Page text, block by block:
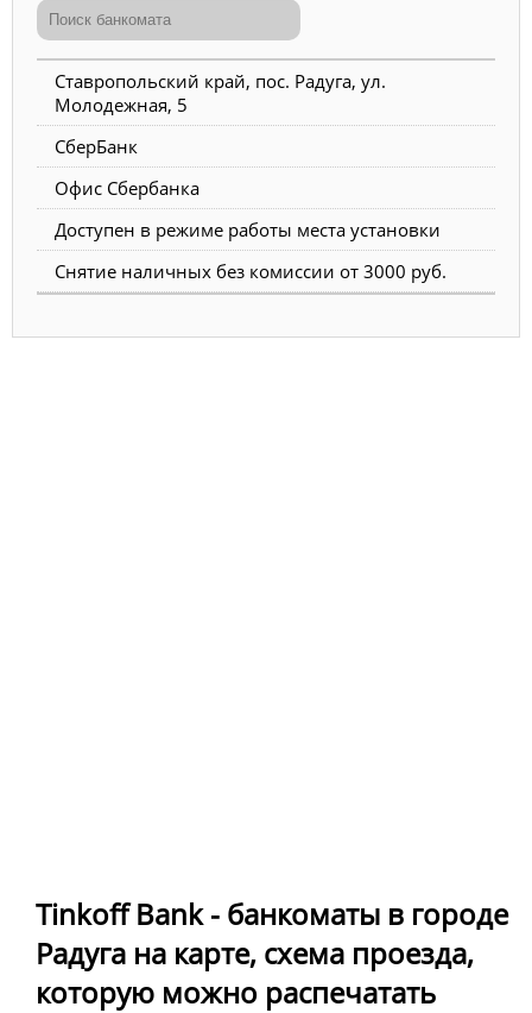
Ставропольский край, пос. Радуга, ул.
Молодежная, 5
СберБанк
Офис Сбербанка
Доступен в режиме работы места установки
Снятие наличных без комиссии от 3000 руб.
Tinkoff Bank - банкоматы в городе
Радуга на карте, схема проезда,
которую можно распечатать